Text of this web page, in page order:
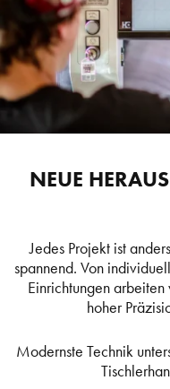
NEUE
Jedes Projekt ist
spannend. Von
Einrichtungen
hoher
Modernste Technik